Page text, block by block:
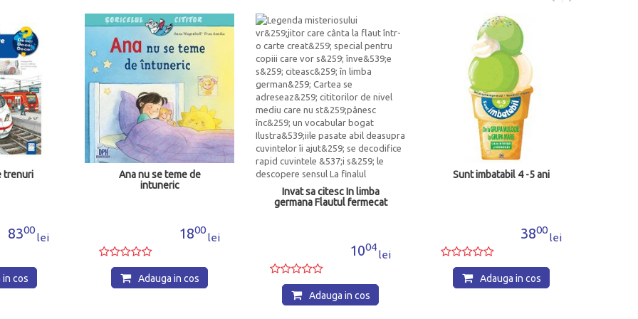
teme de
18 lei
in cos
Invat sa citesc In limba
Sunt imbatabil 4 -5 ani
Mici, dar folositoare. Nuti
Albinuta
26
Adauga in cos